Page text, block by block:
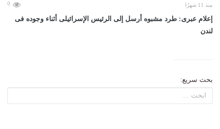
منذ 11 شهرًا 0
إعلام عبرى: طرد مشبوه أرسل إلى الرئيس الإسرائيلى أثناء وجوده فى
لندن
بحث سريع: